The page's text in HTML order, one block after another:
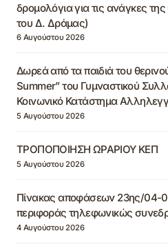
δρομολόγια για τις ανάγκες
του Δ. Δράμας)
6 Αυγούστου 2026
Δωρεά από τα παιδιά του
Summer” του Γυμναστικού
Κοινωνικό Κατάστημα
5 Αυγούστου 2026
ΤΡΟΠΟΠΟΙΗΣΗ ΩΡΑΡΙΟΥ ΚΕΠ
5 Αυγούστου 2026
Πίνακας αποφάσεων 23ης/04-
περιφοράς τηλεφωνικώς
4 Αυγούστου 2026